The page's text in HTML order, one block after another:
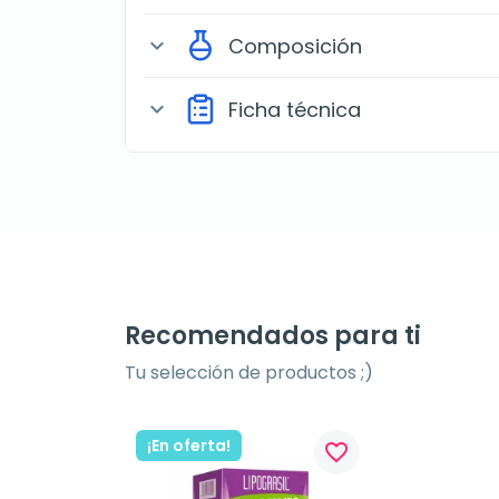
expand_more Composición
expand_more Ficha técnica
Recomendados para ti
Tu selección de productos ;)
¡En oferta! favorite_border